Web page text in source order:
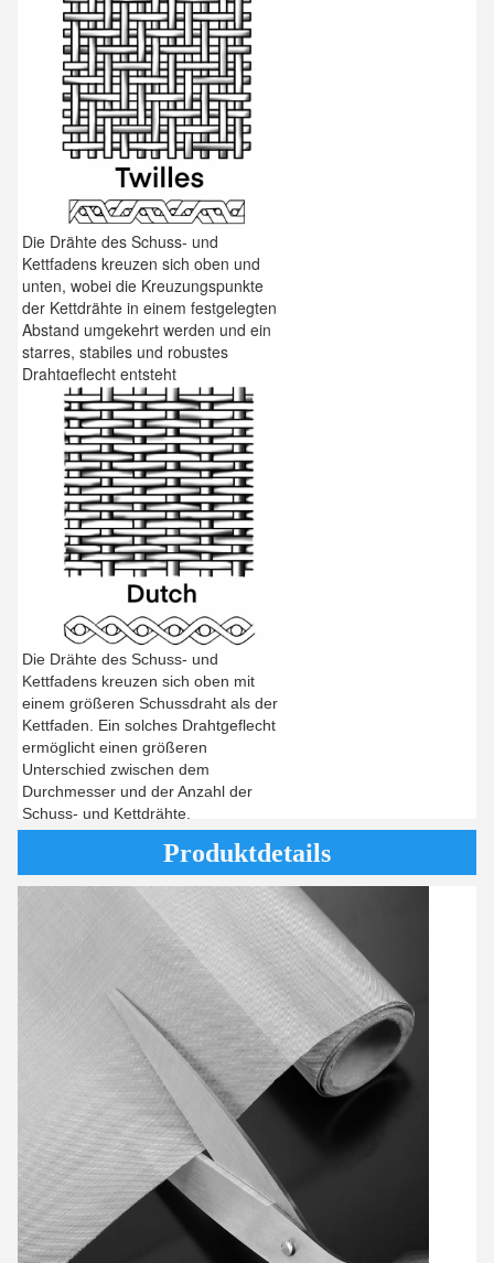
Die Drähte des Schuss- und
Kettfadens kreuzen sich oben und
unten, wobei die Kreuzungspunkte
der Kettdrähte in einem festgelegten
Abstand umgekehrt werden und ein
starres, stabiles und robustes
Drahtgeflecht entsteht
Die Drähte des Schuss- und
Kettfadens kreuzen sich oben mit
einem größeren Schussdraht als der
Kettfaden. Ein solches Drahtgeflecht
ermöglicht einen größeren
Unterschied zwischen dem
Durchmesser und der Anzahl der
Schuss- und Kettdrähte.
Produktdetails